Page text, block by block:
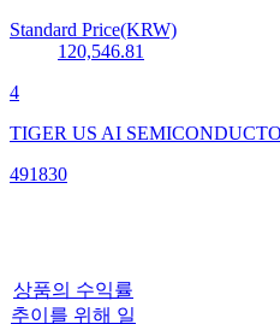
Standard Price(KRW)
120,546.81
4
TIGER US AI
491830
상품의 수익률
추이를 위해 일